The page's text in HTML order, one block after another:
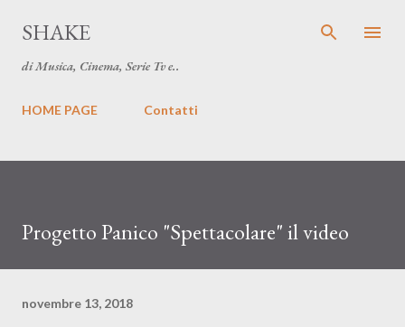
SHAKE
di Musica, Cinema, Serie Tv e..
HOME PAGE Contatti
Progetto Panico "Spettacolare" il video
novembre 13, 2018